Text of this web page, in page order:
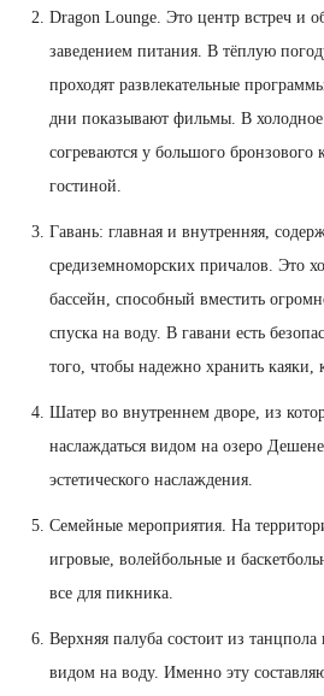
Dragon Lounge. Это центр встреч и
заведением питания. В тёплую
проходят развлекательные
дни показывают фильмы. В холодное
согреваются у большого
гостиной.
Гавань: главная и внутренняя,
средиземноморских причалов. Это
бассейн, способный вместить
спуска на воду. В гавани есть
того, чтобы надежно хранить каяки,
Шатер во внутреннем дворе, из
наслаждаться видом на озеро
эстетического наслаждения.
Семейные мероприятия. На
игровые, волейбольные и
все для пикника.
Верхняя палуба состоит из
видом на воду. Именно эту